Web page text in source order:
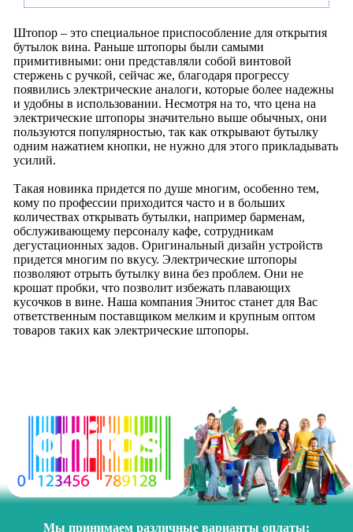
Штопор – это специальное приспособление для открытия
бутылок вина. Раньше штопоры были самыми
примитивными: они представляли собой винтовой
стержень с ручкой, сейчас же, благодаря прогрессу
появились электрические аналоги, которые более надежны
и удобны в использовании. Несмотря на то, что цена на
электрические штопоры значительно выше обычных, они
пользуются популярностью, так как открывают бутылку
одним нажатием кнопки, не нужно для этого прикладывать
усилий.
Такая новинка придется по душе многим, особенно тем,
кому по профессии приходится часто и в больших
количествах открывать бутылки, например барменам,
обслуживающему персоналу кафе, сотрудникам
дегустационных задов. Оригинальный дизайн устройств
придется многим по вкусу. Электрические штопоры
позволяют отрыть бутылку вина без проблем. Они не
крошат пробки, что позволит избежать плавающих
кусочков в вине. Наша компания Энитос станет для Вас
ответственным поставщиком мелким и крупным оптом
товаров таких как электрические штопоры.
Мы принимаем различные варианты оплаты: